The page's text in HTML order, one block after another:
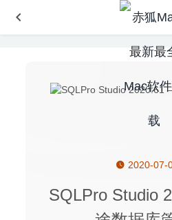
2020-07-
SQLPro Studio
Carbon Copy Cloner
Perfect Horizon Full 1.2 – 视频